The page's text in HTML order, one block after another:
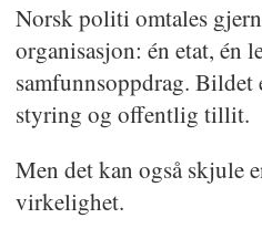
Norsk politi omtales
organisasjon: én etat, én
samfunnsoppdrag.
styring og offentlig tillit.
Men det kan også skjule
virkelighet.